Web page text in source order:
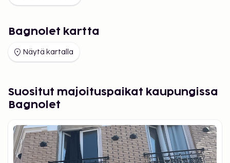
Bagnolet kartta
Näytä kartalla
Suositut majoituspaikat kaupungissa
Bagnolet